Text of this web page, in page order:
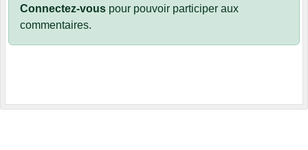
Connectez-vous pour pouvoir participer aux
commentaires.